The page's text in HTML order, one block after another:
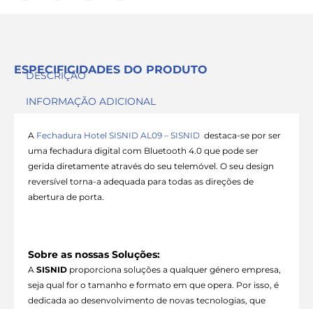
ESPECIFICIDADES DO PRODUTO
DESCRIÇÃO
INFORMAÇÃO ADICIONAL
A Fechadura Hotel SISNID AL09 – SISNID destaca-se por ser
uma fechadura digital com Bluetooth 4.0 que pode ser
gerida diretamente através do seu telemóvel. O seu design
reversível torna-a adequada para todas as direções de
abertura de porta.
Sobre as nossas Soluções:
A SISNID proporciona soluções a qualquer género empresa,
seja qual for o tamanho e formato em que opera. Por isso, é
dedicada ao desenvolvimento de novas tecnologias, que